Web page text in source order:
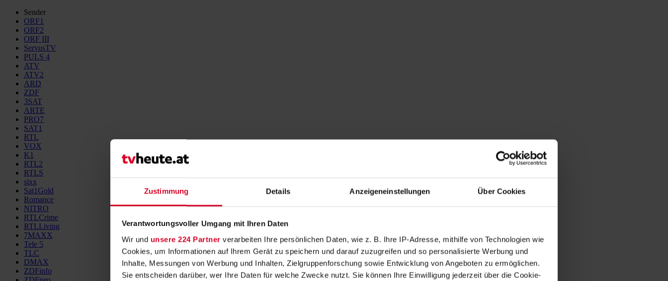
Zustimmung Details Anzeigeneinstellungen Über Cookies
Verantwortungsvoller Umgang mit Ihren Daten
Wir und unsere 224 Partner verarbeiten Ihre persönlichen Daten, wie z. B. Ihre IP-Adresse, mithilfe von Technologien wie
Cookies, um Informationen auf Ihrem Gerät zu speichern und darauf zuzugreifen und so personalisierte Werbung und
Inhalte, Messungen von Werbung und Inhalten, Zielgruppenforschung sowie Entwicklung von Angeboten zu ermöglichen.
Sie entscheiden darüber, wer Ihre Daten für welche Zwecke nutzt. Sie können Ihre Einwilligung jederzeit über die Cookie-
Sender
ORF1
ORF2
ORF III
ServusTV
PULS 4
ATV
ATV2
ARD
ZDF
3SAT
ARTE
PRO7
SAT1
RTL
VOX
K1
RTL2
RTLS
sixx
Sat1Gold
Romance
NITRO
RTLCrime
RTLLiving
7MAXX
Tele 5
TLC
DMAX
ZDFinfo